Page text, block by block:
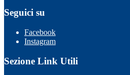
Seguici su
Facebook
Instagram
Sezione Link Utili